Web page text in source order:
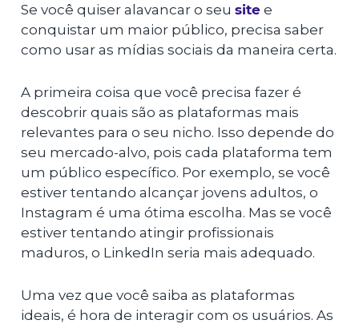
Se você quiser alavancar o seu site e
conquistar um maior público, precisa saber
como usar as mídias sociais da maneira certa.
A primeira coisa que você precisa fazer é
descobrir quais são as plataformas mais
relevantes para o seu nicho. Isso depende do
seu mercado-alvo, pois cada plataforma tem
um público específico. Por exemplo, se você
estiver tentando alcançar jovens adultos, o
Instagram é uma ótima escolha. Mas se você
estiver tentando atingir profissionais
maduros, o LinkedIn seria mais adequado.
Uma vez que você saiba as plataformas
ideais, é hora de interagir com os usuários. As